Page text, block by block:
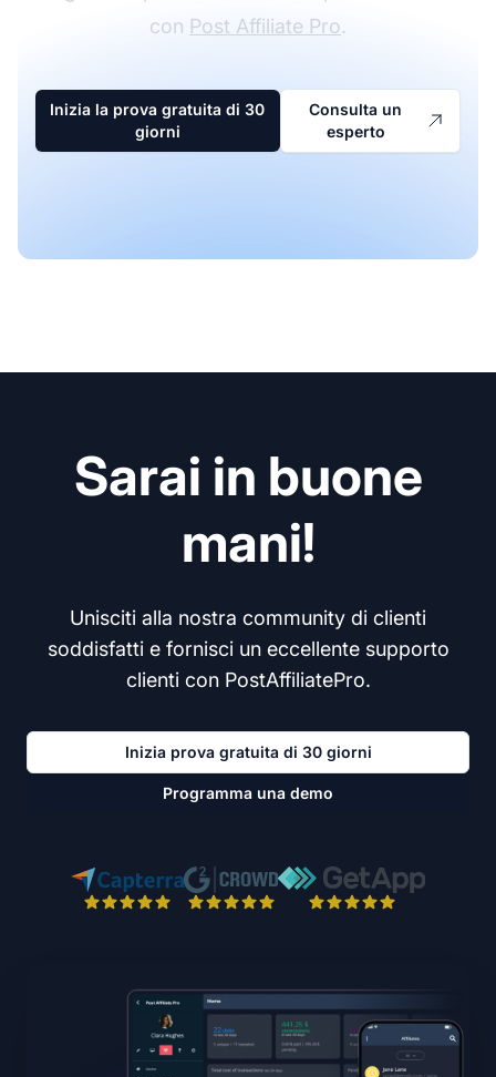
con Post Affiliate Pro.
Inizia la prova gratuita di 30
giorni
Consulta un
esperto
Sarai in buone
mani!
Unisciti alla nostra community di clienti
soddisfatti e fornisci un eccellente supporto
clienti con PostAffiliatePro.
Inizia prova gratuita di 30 giorni
Programma una demo